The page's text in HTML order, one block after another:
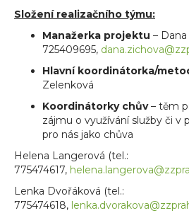
Složení realizačního týmu:
Manažerka projektu –
725409695,
Hlavní koordinátorka/
Zelenková
Koordinátorky chův– těm
zájmu o využívání služby či v
pro nás jako chůva
Helena Langerová (tel.:
775474617,
Lenka Dvořáková (tel.:
775474618,